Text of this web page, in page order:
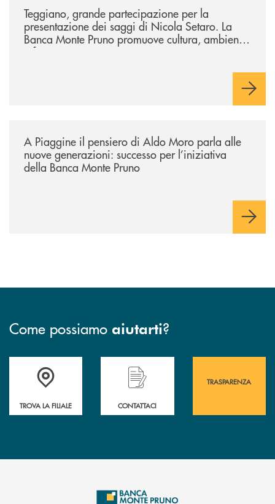
Teggiano, grande partecipazione per la
presentazione dei saggi di Nicola Setaro. La
Banca Monte Pruno promuove cultura, ambiente
e futuro
A Piaggine il pensiero di Aldo Moro parla alle
nuove generazioni: successo per l’iniziativa
della Banca Monte Pruno
Come possiamo aiutarti?
Accedi all' elenco completo&nbsp; delle&nbsp; filiali&nbsp; di Banca
TROVA LA FILIALE
Hai bisogno di assistenza immediata?
CONTATTACI
TRASPARENZA